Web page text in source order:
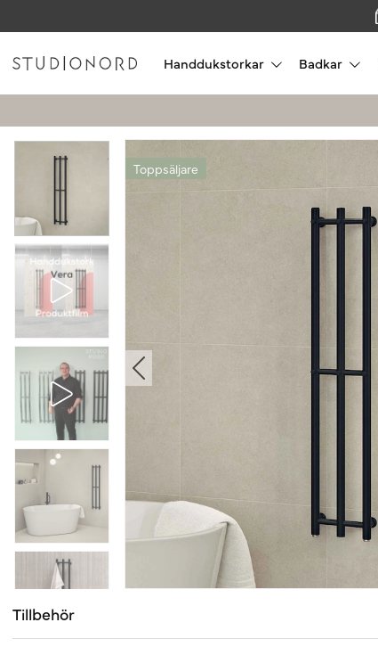
Handdukstorkar Badkar
Toppsäljare
Tillbehör